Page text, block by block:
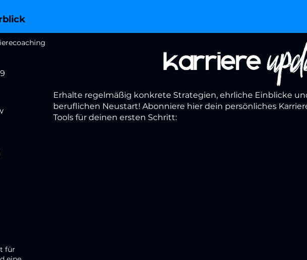
für
Erhalte regelmäßig konkrete Strategien, ehrliche Einblicke
beruflichen Neustart! Abonniere hier dein persönliches
Tools für deinen ersten Schritt: